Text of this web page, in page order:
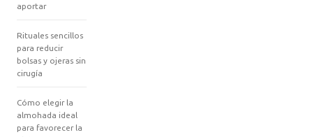
aportar
Rituales sencillos
para reducir
bolsas y ojeras sin
cirugía
Cómo elegir la
almohada ideal
para favorecer la